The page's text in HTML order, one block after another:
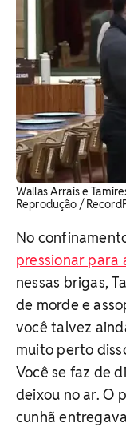
Wallas Arrais e
Reprodução /
No
pressionar para
nessas brigas,
de morde e
você talvez
muito perto
Você se faz de
deixou no ar. O
cunhã